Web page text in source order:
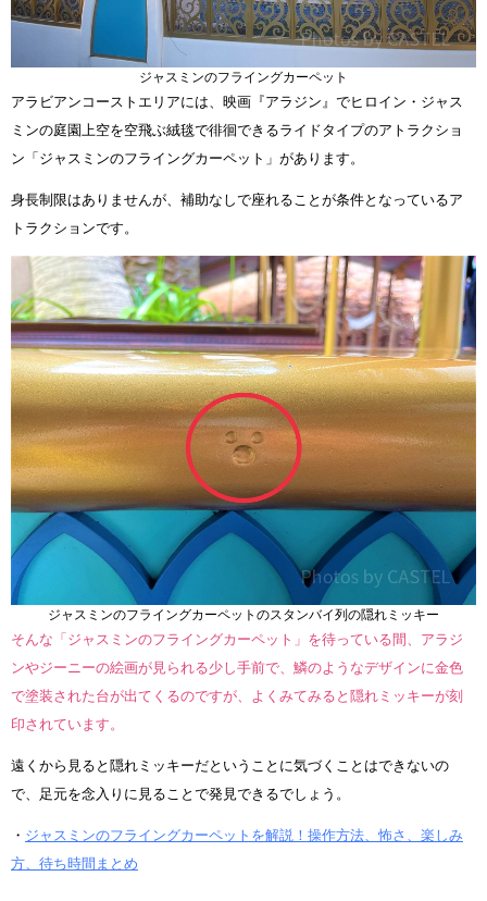
ジャスミンのフライングカーペット
アラビアンコーストエリアには、映画『アラジン』でヒロイン・ジャス
ミンの庭園上空を空飛ぶ絨毯で徘徊できるライドタイプのアトラクショ
ン「ジャスミンのフライングカーペット」があります。
身長制限はありませんが、補助なしで座れることが条件となっているア
トラクションです。
ジャスミンのフライングカーペットのスタンバイ列の隠れミッキー
そんな「ジャスミンのフライングカーペット」を待っている間、アラジ
ンやジーニーの絵画が見られる少し手前で、鱗のようなデザインに金色
で塗装された台が出てくるのですが、よくみてみると隠れミッキーが刻
印されています。
遠くから見ると隠れミッキーだということに気づくことはできないの
で、足元を念入りに見ることで発見できるでしょう。
・ ジャスミンのフライングカーペットを解説！操作方法、怖さ、楽しみ
方、待ち時間まとめ